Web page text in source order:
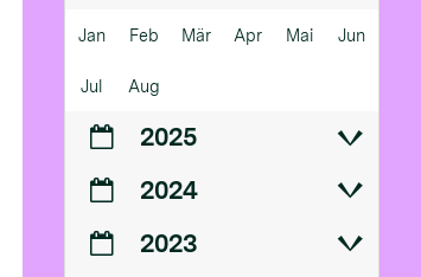
Jan Feb Mär Apr Mai Jun
Jul Aug
2025
2024
2023